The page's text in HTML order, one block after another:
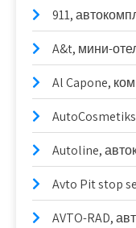
911,
A&t, мини-
Al Capone,
AutoCosmetiks
Autoline,
Avto Pit stop
AVTO-RAD,